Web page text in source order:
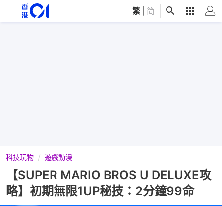
繁 简
科技玩物 遊戲動漫
【SUPER MARIO BROS U DELUXE攻
略】初期無限1UP秘技：2分鐘99命